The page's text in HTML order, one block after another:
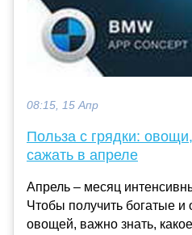
08:15, 15 Апр
Польза с грядки:
сажать в апреле
Апрель – месяц
Чтобы получить богатые
овощей, важно знать,